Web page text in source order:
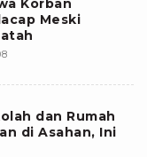
Korban
Meski
dan Rumah
di Asahan, Ini